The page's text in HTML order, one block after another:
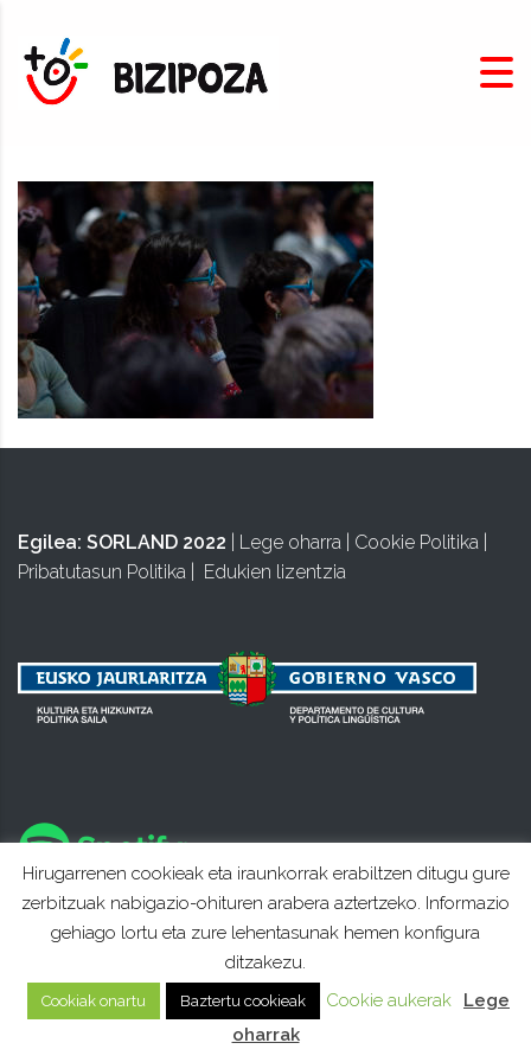
Egilea: SORLAND 2022 Lege oharra Cookie Politika
Pribatutasun Politika
Edukien lizentzia
Hirugarrenen cookieak eta iraunkorrak erabiltzen ditugu gure
zerbitzuak nabigazio-ohituren arabera aztertzeko. Informazio
gehiago lortu eta zure lehentasunak hemen konfigura
ditzakezu.
Cookiak onartu Baztertu cookieak Cookie aukerak
Lege
oharrak